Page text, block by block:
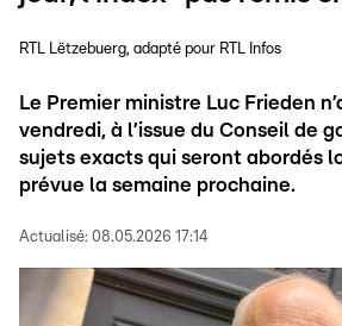
RTL Lëtzebuerg adapté pour RTL Infos
Le Premier ministre Luc Frieden
vendredi, à l’issue du Conseil de
sujets exacts qui seront abordés
prévue la semaine prochaine.
Actualisé: 08.05.2026 17:14